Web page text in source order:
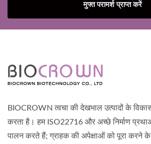
मुफ्त परामर्श प्राप्त करें
BIOCROWN त्वचा की देखभाल उत्पादों के
करता है। हम ISO22716 और अच्छे निर्माण
पालन करते हैं; ग्राहक की अपेक्षाओं को पूरा करने